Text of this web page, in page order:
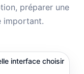
préparer une
important.
interface choisir